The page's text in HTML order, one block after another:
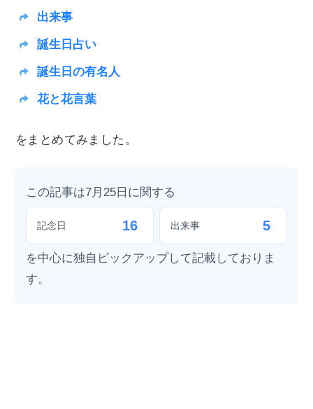
出来事
誕生日占い
誕生日の有名人
花と花言葉
をまとめてみました。
この記事は7月25日に関する
記念日 16 出来事 5
を中心に独自ピックアップして記載しておりま
す。